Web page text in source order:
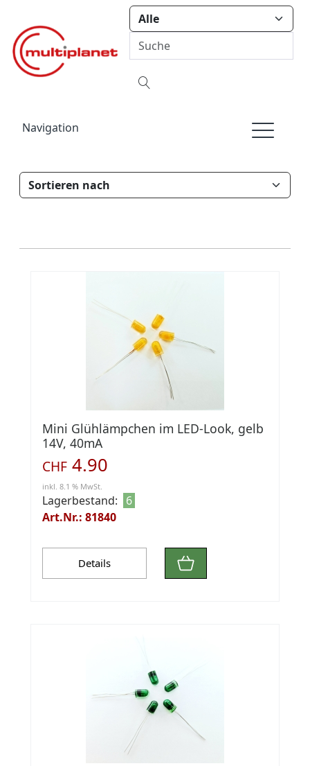
Navigation
Mini Glühlämpchen im LED-Look, gelb
14V, 40mA
CHF 4.90
inkl. 8.1 % MwSt.
Lagerbestand:
6
Art.Nr.: 81840
Details